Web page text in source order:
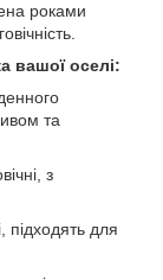
роками
вашої оселі:
та
з
підходять для